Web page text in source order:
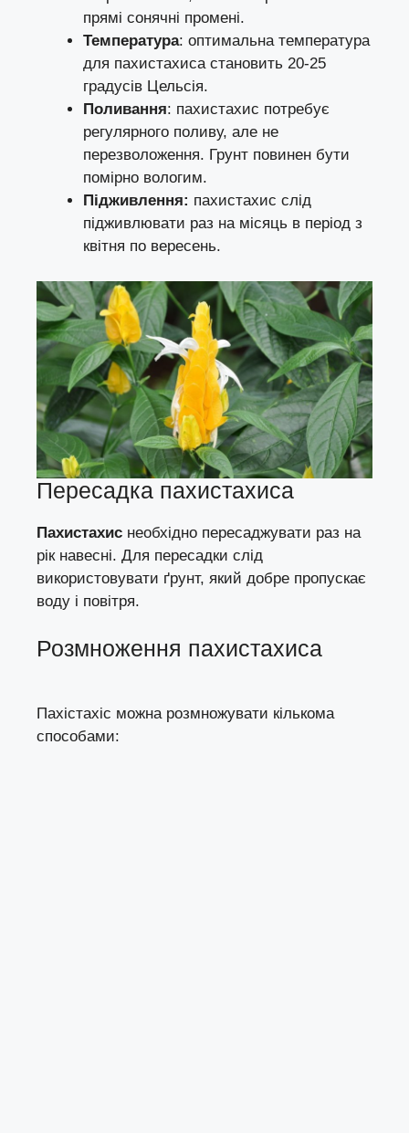
прямі сонячні промені.
Температура: оптимальна температура
для пахистахиса становить 20-25
градусів Цельсія.
Поливання: пахистахис потребує
регулярного поливу, але не
перезволоження. Грунт повинен бути
помірно вологим.
Підживлення: пахистахис слід
підживлювати раз на місяць в період з
квітня по вересень.
Пересадка пахистахиса
Пахистахис необхідно пересаджувати раз на
рік навесні. Для пересадки слід
використовувати ґрунт, який добре пропускає
воду і повітря.
Розмноження пахистахиса
Пахістахіс можна розмножувати кількома
способами: